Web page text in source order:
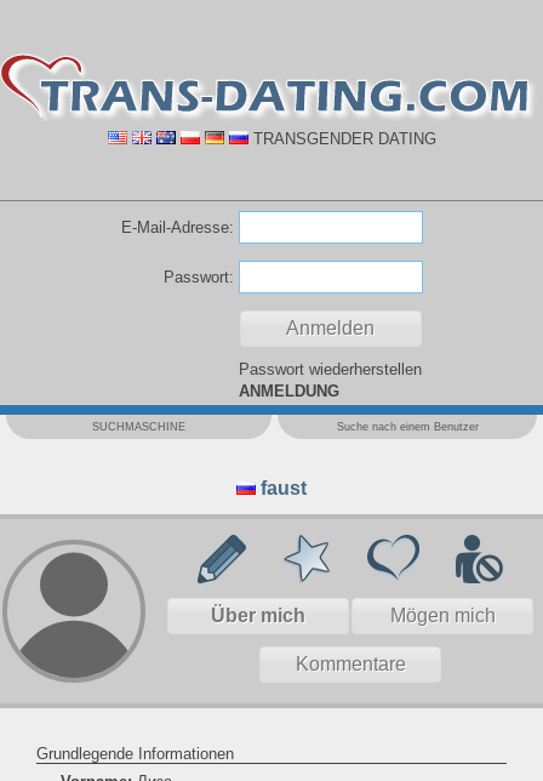
TRANSGENDER DATING
E-Mail-Adresse:
Passwort:
Passwort wiederherstellen
ANMELDUNG
SUCHMASCHINE Suche nach einem Benutzer
faust
Über mich Mögen mich
Kommentare
Grundlegende Informationen